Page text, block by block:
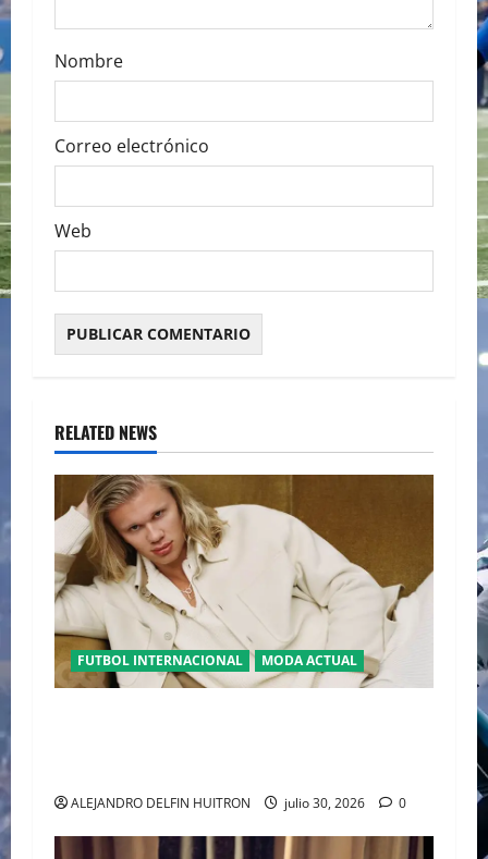
Nombre
Correo electrónico
Web
RELATED NEWS
FUTBOL INTERNACIONAL MODA ACTUAL
ALEJANDRO DELFIN HUITRON julio 30, 2026 0